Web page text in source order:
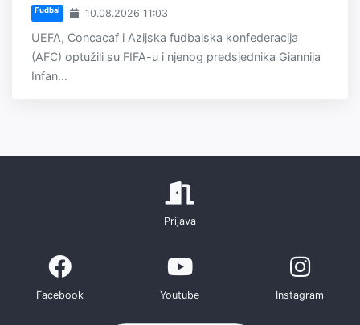
Fudbal 10.08.2026 11:03
UEFA, Concacaf i Azijska fudbalska konfederacija
(AFC) optužili su FIFA-u i njenog predsjednika Giannija
Infan...
Prijava
Facebook Youtube Instagram